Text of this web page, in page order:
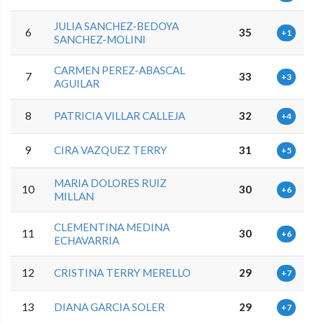
6
JULIA SANCHEZ-BEDOYA
SANCHEZ-MOLINI
35 +1
7
CARMEN PEREZ-ABASCAL
AGUILAR
33 +3
8 PATRICIA VILLAR CALLEJA 32 +4
9 CIRA VAZQUEZ TERRY 31 +5
10
MARIA DOLORES RUIZ
MILLAN
30 +6
11
CLEMENTINA MEDINA
ECHAVARRIA
30 +6
12 CRISTINA TERRY MERELLO 29 +7
13 DIANA GARCIA SOLER 29 +7